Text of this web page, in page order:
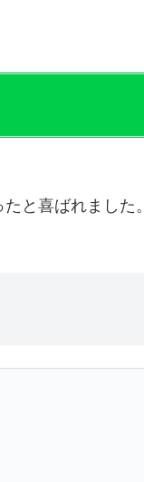
と喜ばれました。